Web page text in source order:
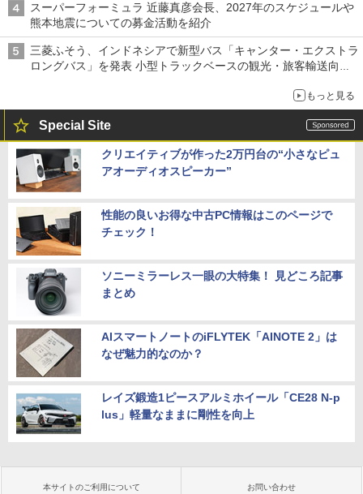
スーパーフォーミュラ 近藤真彦会長、2027年のスケジュールや
熊本地震についての募金活動を紹介
三菱ふそう、インドネシアで新型バス「キャンター・エクストラ
ロングバス」を発表 小型トラックベースの観光・旅客輸送向け
もっと見る
Special Site
クリエイティブが作った2万円台の“小さなピュ
アオーディオスピーカー”
性能の良いお得な中古PC情報はこのページで
チェック！
ソニーミラーレス一眼の大特集！ 見どころ記事
まとめ
AIスマートノートのiFLYTEK「AINOTE 2」は
なぜ魅力的なのか？
レイズ鍛造1ピースアルミホイール「CE28 N-p
lus」軽量なままに剛性を向上
本サイトのご利用について お問い合わせ